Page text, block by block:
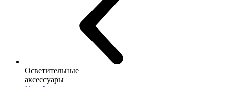
Осветительные
аксессуары